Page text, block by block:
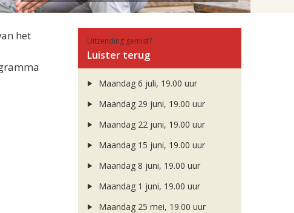
het
Uitzending gemist?
Luister terug
Maandag 6 juli, 19.00 uur
Maandag 29 juni, 19.00 uur
Maandag 22 juni, 19.00 uur
Maandag 15 juni, 19.00 uur
Maandag 8 juni, 19.00 uur
Maandag 1 juni, 19.00 uur
Maandag 25 mei, 19.00 uur